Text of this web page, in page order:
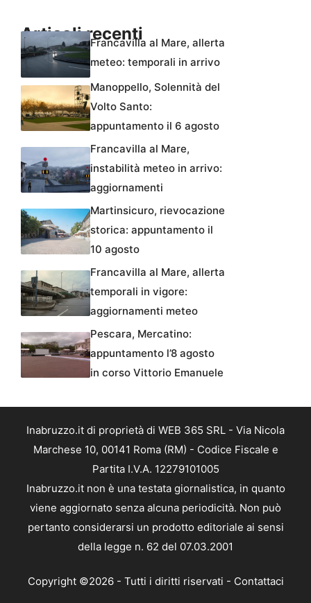
Articoli recentiFrancavilla al Mare, allerta
meteo: temporali in arrivo
Manoppello, Solennità del
Volto Santo:
appuntamento il 6 agosto
Francavilla al Mare,
instabilità meteo in arrivo:
aggiornamenti
Martinsicuro, rievocazione
storica: appuntamento il
10 agosto
Francavilla al Mare, allerta
temporali in vigore:
aggiornamenti meteo
Pescara, Mercatino:
appuntamento l’8 agosto
in corso Vittorio Emanuele
Inabruzzo.it di proprietà di WEB 365 SRL - Via Nicola
Marchese 10, 00141 Roma (RM) - Codice Fiscale e
Partita I.V.A. 12279101005
Inabruzzo.it non è una testata giornalistica, in quanto
viene aggiornato senza alcuna periodicità. Non può
pertanto considerarsi un prodotto editoriale ai sensi
della legge n. 62 del 07.03.2001
Copyright ©2026 - Tutti i diritti riservati - Contattaci